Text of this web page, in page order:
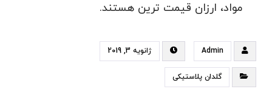
مواد، ارزان قیمت ترین هستند.
Admin ژانویه 3, 2019
گلدان پلاستیکی